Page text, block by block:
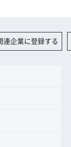
連企業に登録する